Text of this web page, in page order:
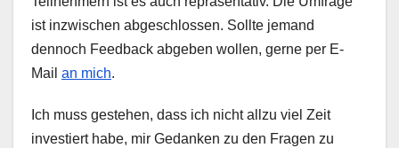
ist inzwischen abgeschlossen. Sollte jemand
dennoch Feedback abgeben wollen, gerne per E-
Mail an mich.
Ich muss gestehen, dass ich nicht allzu viel Zeit
investiert habe, mir Gedanken zu den Fragen zu